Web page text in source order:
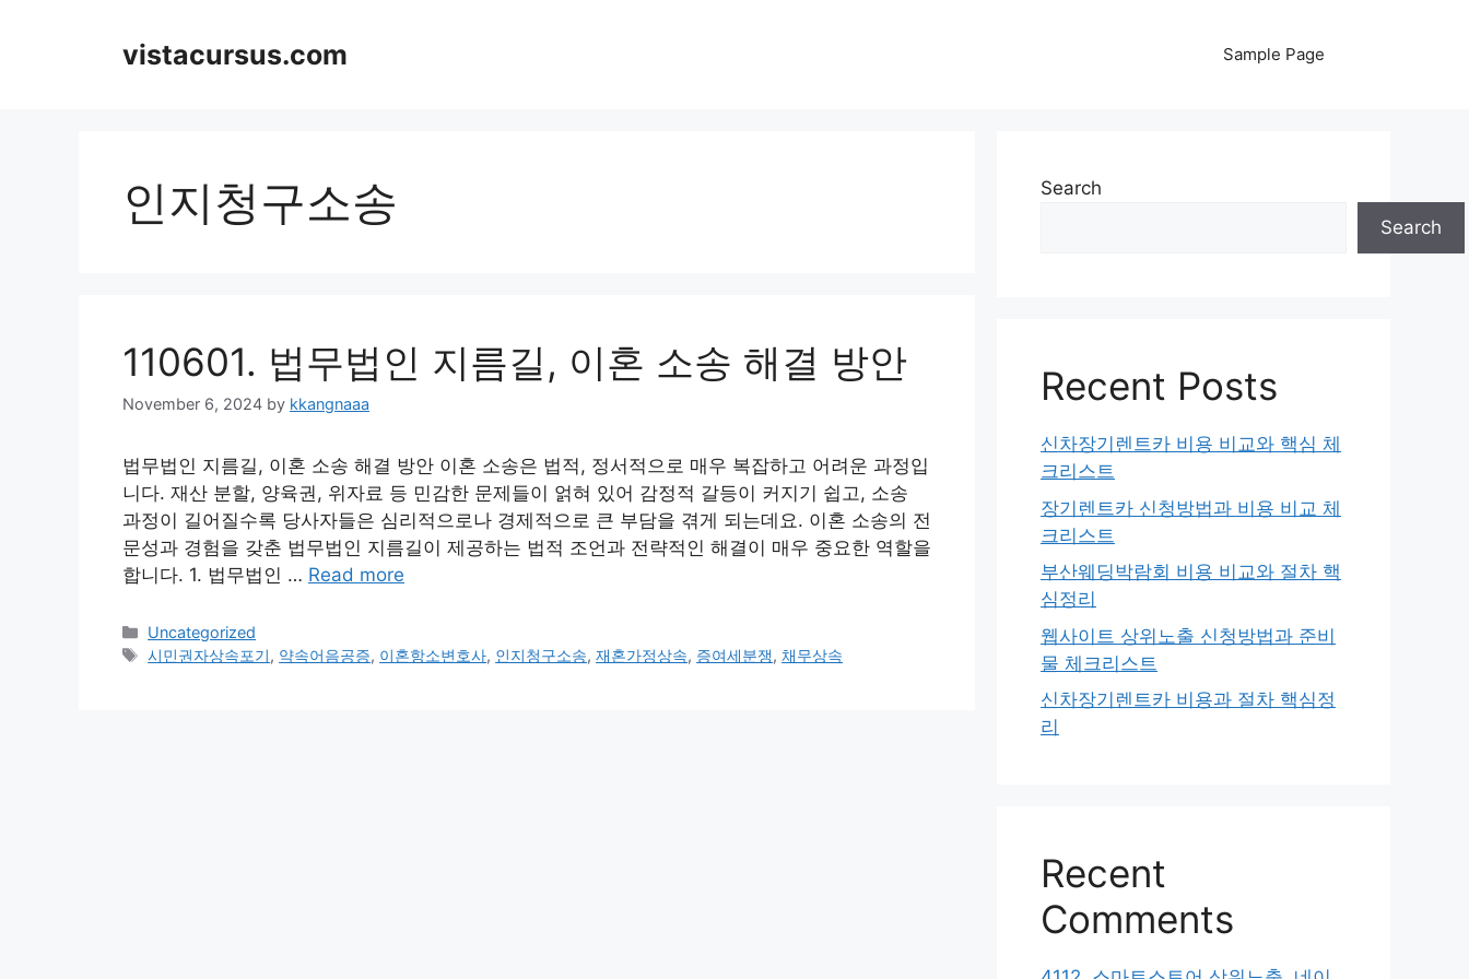
vistacursus.com Sample Page
인지청구소송
110601. 법무법인 지름길, 이혼 소송 해결 방안
November 6, 2024 by kkangnaaa
법무법인 지름길, 이혼 소송 해결 방안 이혼 소송은 법적, 정서적으로 매우 복잡하고 어려운 과정입
니다. 재산 분할, 양육권, 위자료 등 민감한 문제들이 얽혀 있어 감정적 갈등이 커지기 쉽고, 소송
과정이 길어질수록 당사자들은 심리적으로나 경제적으로 큰 부담을 겪게 되는데요. 이혼 소송의 전
문성과 경험을 갖춘 법무법인 지름길이 제공하는 법적 조언과 전략적인 해결이 매우 중요한 역할을
합니다. 1. 법무법인 … Read more
Categories
Uncategorized
Tags
시민권자상속포기, 약속어음공증, 이혼항소변호사, 인지청구소송,재혼가정상속, 증여세분쟁, 채무상속
Search
Search
Recent Posts
신차장기렌트카 비용 비교와 핵심 체
크리스트
장기렌트카 신청방법과 비용 비교 체
크리스트
부산웨딩박람회 비용 비교와 절차 핵
심정리
웹사이트 상위노출 신청방법과 준비
물 체크리스트
신차장기렌트카 비용과 절차 핵심정
리
Recent
Comments